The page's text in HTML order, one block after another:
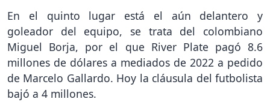
En el quinto lugar está el aún delantero y
goleador del equipo, se trata del colombiano
Miguel Borja, por el que River Plate pagó 8.6
millones de dólares a mediados de 2022 a pedido
de Marcelo Gallardo. Hoy la cláusula del futbolista
bajó a 4 millones.